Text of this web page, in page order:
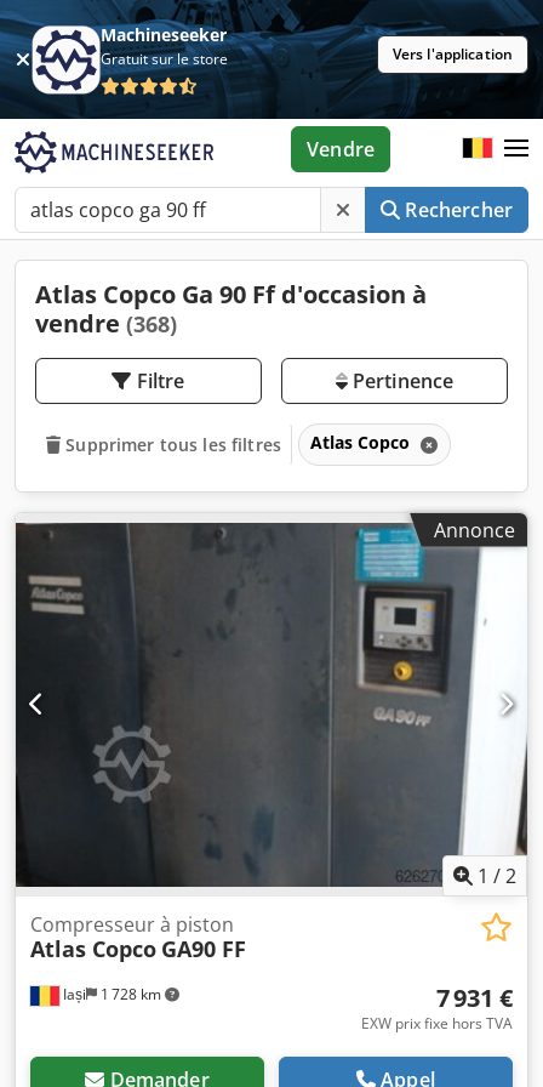
Machineseeker
Gratuit sur le store Vers l'application
Rechercher
Vendre
Atlas Copco Ga 90 Ff d'occasion à
vendre (368)
Filtre Pertinence
Supprimer tous les filtres Atlas Copco
Annonce
1 /2
Iași 1 728 km
Compresseur à piston
Atlas Copco GA90 FF
7 931 €
EXW prix fixe hors TVA
Demander Appel